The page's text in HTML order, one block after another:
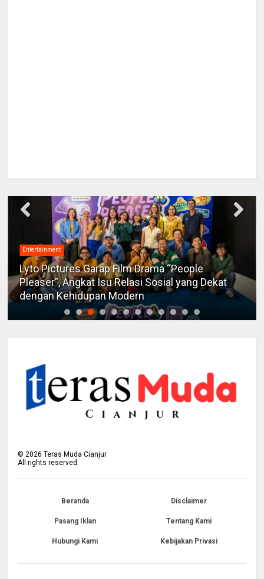
Entertainment
Lyto Pictures Garap Film Drama “People
Pleaser”, Angkat Isu Relasi Sosial yang Dekat
dengan Kehidupan Modern
©2026 Teras Muda Cianjur
All rights reserved.
Beranda Disclaimer
Pasang Iklan Tentang Kami
Hubungi Kami Kebijakan Privasi